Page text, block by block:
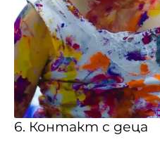
6. Контакт с деца